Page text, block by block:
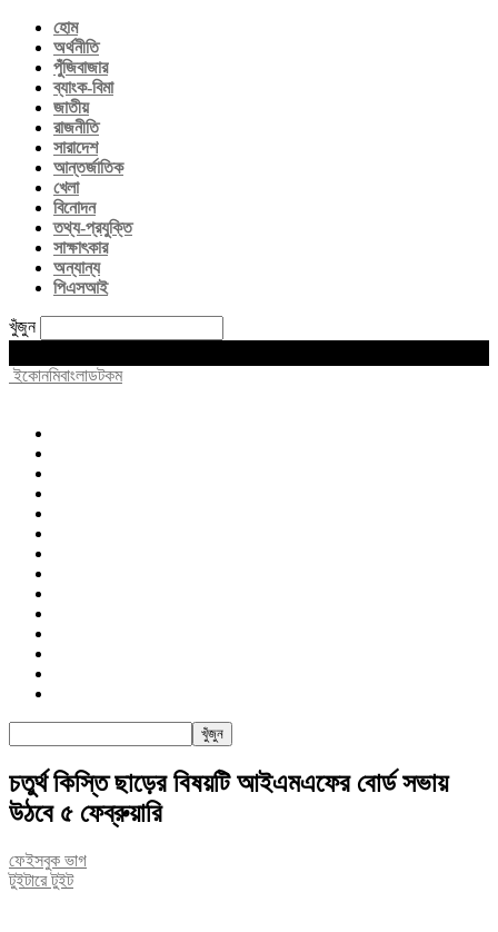
হোম
অর্থনীতি
পুঁজিবাজার
ব্যাংক-বিমা
জাতীয়
রাজনীতি
সারাদেশ
আন্তর্জাতিক
খেলা
বিনোদন
তথ্য-প্রযুক্তি
সাক্ষাৎকার
অন্যান্য
পিএসআই
খুঁজুন
ইকোনমিবাংলাডটকম
চতুর্থ কিস্তি ছাড়ের বিষয়টি আইএমএফের বোর্ড সভায়
উঠবে ৫ ফেব্রুয়ারি
ফেইসবুক ভাগ
টুইটারে টুইট